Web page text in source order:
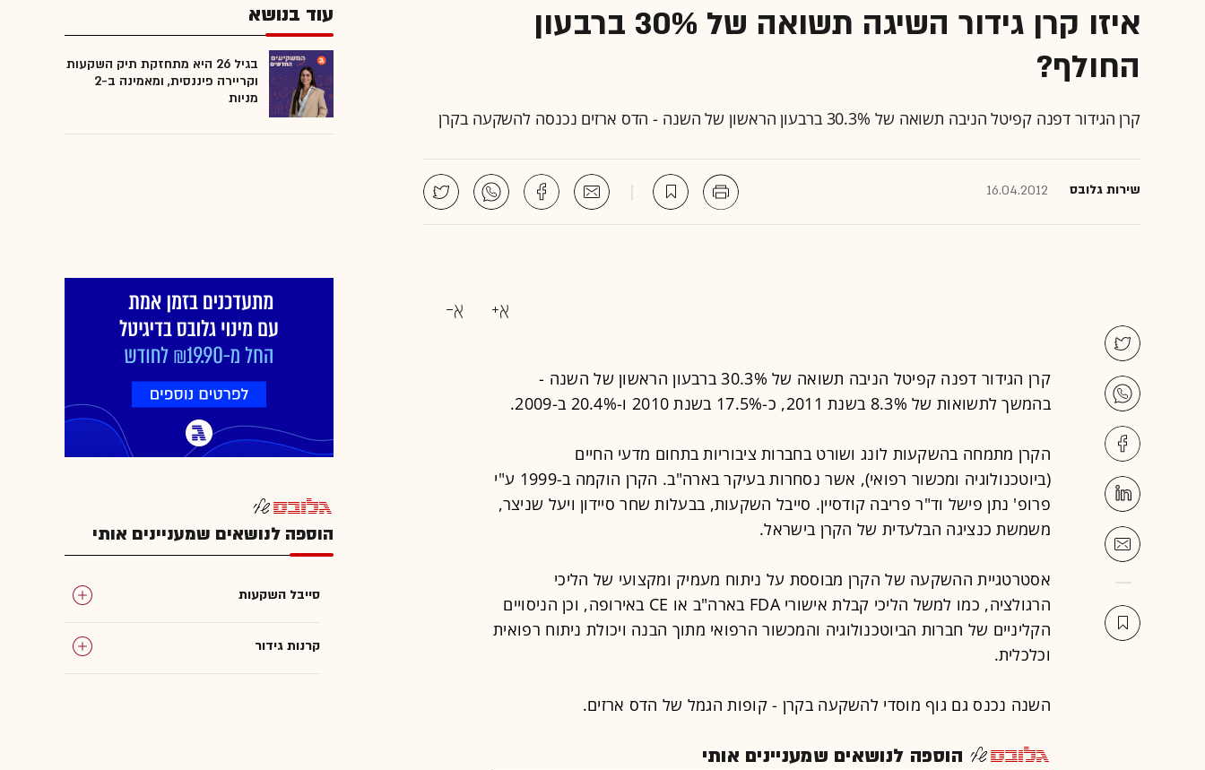
איזו קרן גידור השיגה תשואה של 30% ברבעון
החולף?
קרן הגידור דפנה קפיטל הניבה תשואה של 30.3% ברבעון הראשון של השנה - הדס ארזים נכנסה להשקעה בקרן
שירות גלובס 16.04.2012
קרן הגידור דפנה קפיטל הניבה תשואה של 30.3% ברבעון הראשון של השנה -
בהמשך לתשואות של 8.3% בשנת 2011, כ-17.5% בשנת 2010 ו-20.4% ב-2009.
הקרן מתמחה בהשקעות לונג ושורט בחברות ציבוריות בתחום מדעי החיים
(ביוטכנולוגיה ומכשור רפואי), אשר נסחרות בעיקר בארה"ב. הקרן הוקמה ב-1999 ע"י
פרופ' נתן פישל וד"ר פריבה קודסיין. סייבל השקעות, בבעלות שחר סיידון ויעל שניצר,
משמשת כנציגה הבלעדית של הקרן בישראל.
אסטרטגיית ההשקעה של הקרן מבוססת על ניתוח מעמיק ומקצועי של הליכי
הרגולציה, כמו למשל הליכי קבלת אישורי FDA בארה"ב או CE באירופה, וכן הניסויים
הקליניים של חברות הביוטכנולוגיה והמכשור הרפואי מתוך הבנה ויכולת ניתוח רפואית
וכלכלית.
השנה נכנס גם גוף מוסדי להשקעה בקרן - קופות הגמל של הדס ארזים.
הוספה לנושאים שמעניינים אותי
עוד בנושא
בגיל 26 היא מתחזקת תיק השקעות
וקריירה פיננסית, ומאמינה ב-2
מניות
הוספה לנושאים שמעניינים אותי
סייבל השקעות
קרנות גידור